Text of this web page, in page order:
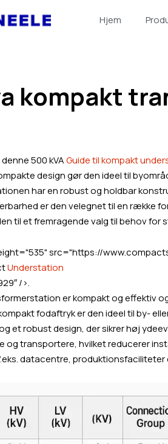
Hjem
kompakt
500 kVAGuide til kompakt
design gør den ideel til
har en robust og holdbar
er den velegnet til en række
til et fremragende valg til behov
src="https://
Understation
/>.
er kompakt og effektiv
fodaftryk er den ideel til by-
et robust design, der sikrer høj
og transportere, hvilket reducerer
datacentre, produktionsfaciliteter